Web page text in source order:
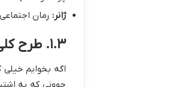
ژانر: رمان
۱.۳. طرح کلی داستان در یک نگاه
اگه بخوایم خیلی
جوونی که یه